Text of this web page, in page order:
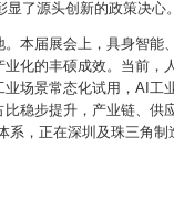
显了源头创新的政策决心
本届展会上，具身智能
化的丰硕成效。当前，
场景常态化试用，AI工
稳步提升，产业链、供
，正在深圳及珠三角制